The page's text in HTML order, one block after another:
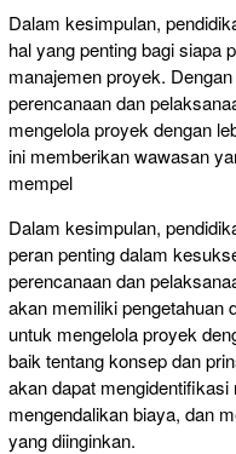
Dalam kesimpulan,
hal yang penting bagi siapa
manajemen proyek.
perencanaan dan
mengelola proyek dengan
ini memberikan wawasan
mempel
Dalam kesimpulan,
peran penting dalam
perencanaan dan
akan memiliki pengetahuan
untuk mengelola proyek
baik tentang konsep dan
akan dapat
mengendalikan biaya, dan
yang diinginkan.